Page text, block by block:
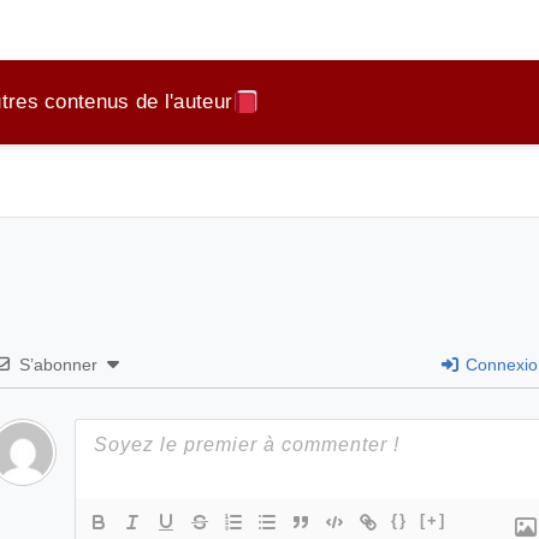
contenus de l'auteur
S’abonner
{} [+]